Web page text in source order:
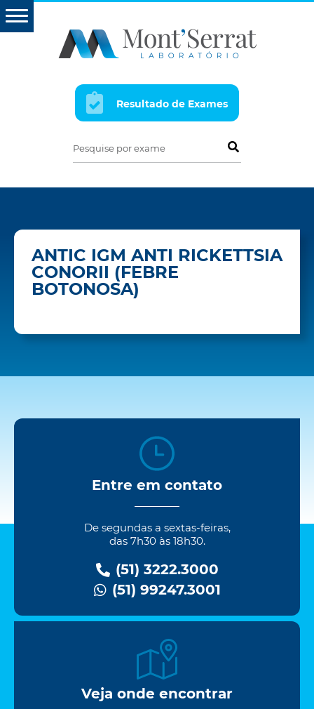
Resultado de Exames
Pesquise por exame
ANTIC IGM ANTI RICKETTSIA
CONORII (FEBRE
BOTONOSA)
Entre em contato
De segundas a sextas-feiras,
das 7h30 às 18h30.
(51) 3222.3000
(51) 99247.3001
Veja onde encontrar